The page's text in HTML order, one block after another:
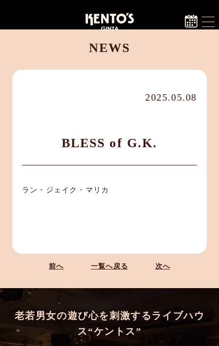
NEWS
2025.05.08
BLESS of G.K.
ラン・ジェイク・マリカ
前へ 一覧へ戻る 次へ
老若男女の遊び心を刺激するライブハウ
ス“ケントス”